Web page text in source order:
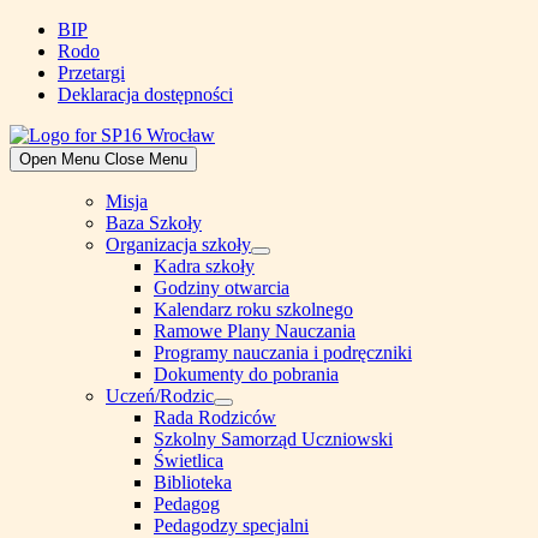
Skip
content
BIP
Rodo
Przetargi
Deklaracja dostępności
Open Menu Close Menu
Misja
Baza Szkoły
Organizacja szkoły
Show
sub
menu
Kadra szkoły
Godziny otwarcia
Kalendarz roku szkolnego
Ramowe Plany Nauczania
Programy nauczania i podręczniki
Dokumenty do pobrania
Uczeń/Rodzic
Show
sub
menu
Rada Rodziców
Szkolny Samorząd Uczniowski
Świetlica
Biblioteka
Pedagog
Pedagodzy specjalni